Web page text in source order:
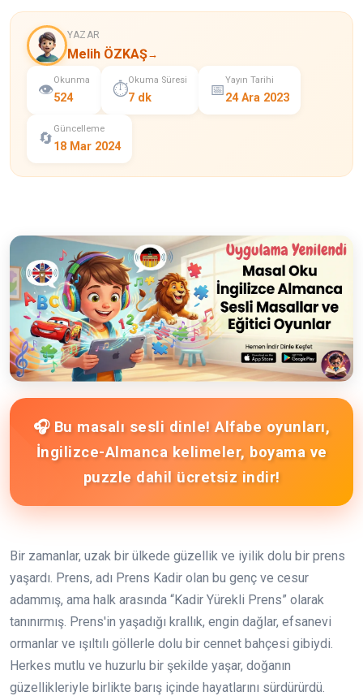
YAZAR
Melih ÖZKAŞ→
👁️
Okunma
524 ⏱️
Okuma Süresi
7 dk 📅
Yayın Tarihi
24 Ara 2023
🔄
Güncelleme
18 Mar 2024
🎧 Bu masalı sesli dinle! Alfabe oyunları,
İngilizce-Almanca kelimeler, boyama ve
puzzle dahil ücretsiz indir!
Bir zamanlar, uzak bir ülkede güzellik ve iyilik dolu bir prens
yaşardı. Prens, adı Prens Kadir olan bu genç ve cesur
adammış, ama halk arasında “Kadir Yürekli Prens” olarak
tanınırmış. Prens'in yaşadığı krallık, engin dağlar, efsanevi
ormanlar ve ışıltılı göllerle dolu bir cennet bahçesi gibiydi.
Herkes mutlu ve huzurlu bir şekilde yaşar, doğanın
güzellikleriyle birlikte barış içinde hayatlarını sürdürürdü.